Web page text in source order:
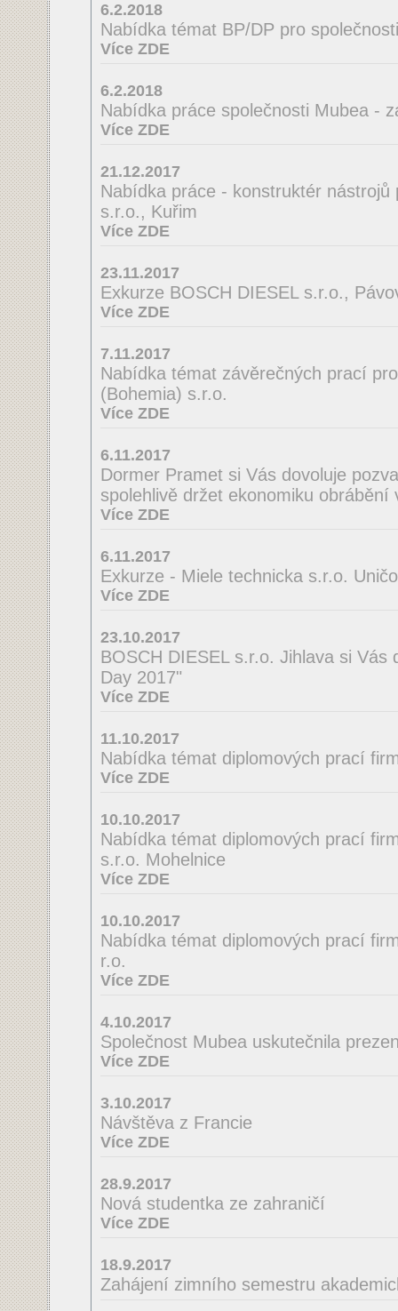
6.2.2018
Nabídka témat BP/DP pro
Více ZDE
6.2.2018
Nabídka práce společnosti Mubea -
Více ZDE
21.12.2017
Nabídka práce - konstruktér
s.r.o., Kuřim
Více ZDE
23.11.2017
Exkurze BOSCH DIESEL s.r.o.,
Více ZDE
7.11.2017
Nabídka témat závěrečných prací
(Bohemia) s.r.o.
Více ZDE
6.11.2017
Dormer Pramet si Vás dovoluje
spolehlivě držet ekonomiku obrábění
Více ZDE
6.11.2017
Exkurze - Miele technicka s.r.o.
Více ZDE
23.10.2017
BOSCH DIESEL s.r.o. Jihlava si Vás
Day 2017"
Více ZDE
11.10.2017
Nabídka témat diplomových prací
Více ZDE
10.10.2017
Nabídka témat diplomových prací
s.r.o. Mohelnice
Více ZDE
10.10.2017
Nabídka témat diplomových prací
r.o.
Více ZDE
4.10.2017
Společnost Mubea uskutečnila
Více ZDE
3.10.2017
Návštěva z Francie
Více ZDE
28.9.2017
Nová studentka ze zahraničí
Více ZDE
18.9.2017
Zahájení zimního semestru